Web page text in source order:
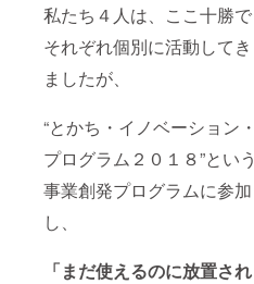
私たち４人は、ここ十勝で
それぞれ個別に活動してき
ましたが、
“とかち・イノベーション・
プログラム２０１８”という
事業創発プログラムに参加
し、
「まだ使えるのに放置され